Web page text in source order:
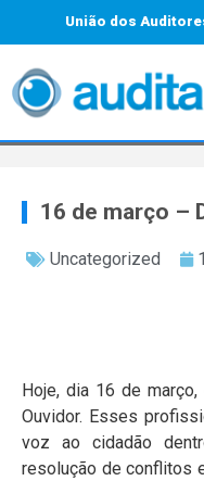
União dos
16 de março –
Uncategorized
Hoje, dia 16 de
Ouvidor. Esses
voz ao cidadão
resolução de conflitos